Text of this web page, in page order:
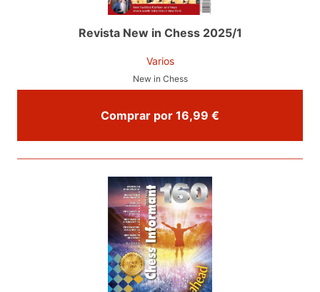
Revista New in Chess 2025/1
Varios
New in Chess
Comprar por 16,99 €